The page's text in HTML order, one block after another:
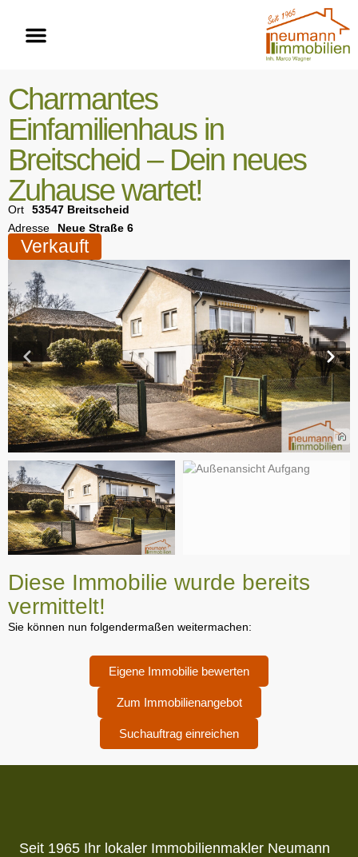
Charmantes
Einfamilienhaus in
Breitscheid – Dein neues
Zuhause wartet!
Ort
53547 Breitscheid
Adresse
Neue Straße 6
Verkauft
Diese Immobilie wurde bereits
vermittelt!
Sie können nun folgendermaßen weitermachen:
Eigene Immobilie bewerten
Zum Immobilienangebot
Suchauftrag einreichen
Seit 1965 Ihr lokaler Immobilienmakler Neumann